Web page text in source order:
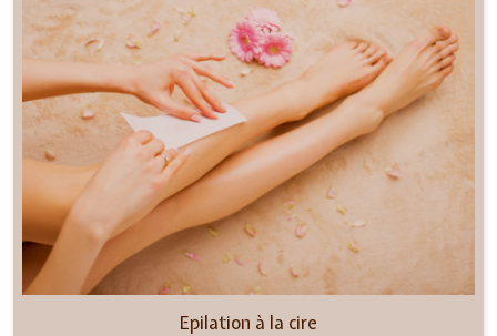
Epilation à la cire